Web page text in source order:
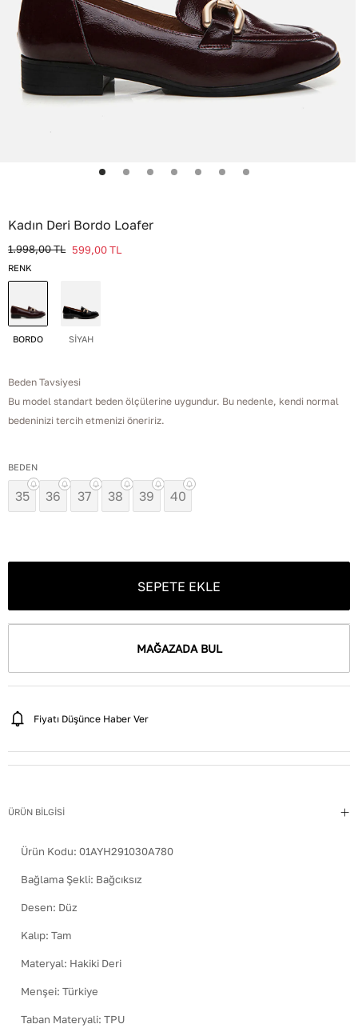
Kadın Deri Bordo Loafer
1.998,00TL 599,00TL
RENK
BORDO SİYAH
Beden Tavsiyesi
Bu model standart beden ölçülerine uygundur. Bu nedenle, kendi normal
bedeninizi tercih etmenizi öneririz.
BEDEN
35 36 37 38 39 40
SEPETE EKLE
MAĞAZADA BUL
Fiyatı Düşünce Haber Ver
ÜRÜN BİLGİSİ
Ürün Kodu: 01AYH291030A780
Bağlama Şekli: Bağcıksız
Desen: Düz
Kalıp: Tam
Materyal: Hakiki Deri
Menşei: Türkiye
Taban Materyali: TPU